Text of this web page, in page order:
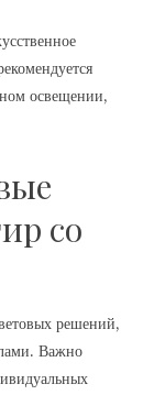
освещении,
со
решений,
Важно